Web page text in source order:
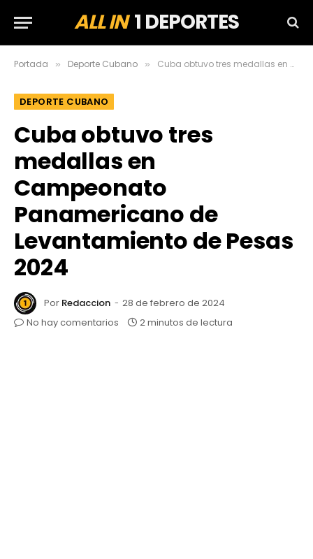
ALL IN1 DEPORTES
Portada » Deporte Cubano » Cuba obtuvo tres medallas en Campeonato Panamericano de Levantamiento de Pesas 2024
DEPORTE CUBANO
Cuba obtuvo tres
medallas en
Campeonato
Panamericano de
Levantamiento de Pesas
2024
Por Redaccion
28 de febrero de 2024
No hay comentarios
2 minutos de lectura